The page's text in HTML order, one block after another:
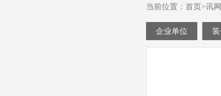
当前位置： 首页>讯
企业单位